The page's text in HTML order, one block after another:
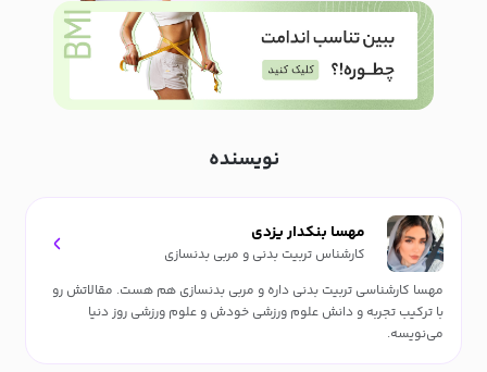
نویسنده
مهسا بنکدار یزدی
کارشناس تربیت بدنی و مربی بدنسازی
مهسا کارشناسی تربیت بدنی داره و مربی بدنسازی هم هست. مقالاتش رو
با ترکیب تجربه و دانش علوم ورزشی خودش و علوم ورزشی روز دنیا
می‌نویسه.